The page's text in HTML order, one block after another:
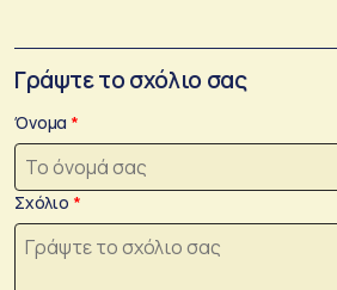
Γράψτε το σχόλιο σας
Όνομα
Σχόλιο